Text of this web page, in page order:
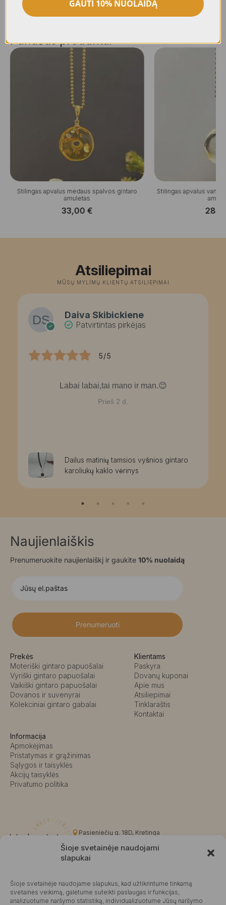
Šioje svetainėje naudojami
slapukai
Šioje svetainėje naudojame slapukus, kad užtikrintume tinkamą
svetainės veikimą, galėtume suteikti paslaugas ir funkcijas,
analizuotume naršymo statistiką, individualizuotume Jūsų naršymo
Panašūs produktai
Stilingas apvalus medaus spalvos gintaro
amuletas
33,00 €
Stilingas apvalus
Atsiliepimai
MŪSŲ MYLIMŲ KLIENTŲ ATSILIEPIMAI
Daiva Skibickiene
Patvirtintas pirkėjas
5/5
Labai labai,tai mano ir man.😊
Prieš 2 d.
Dailus matinių tamsios vyšnios gintaro
karoliukų kaklo vėrinys
Naujienlaiškis
Prenumeruokite naujienlaiškį ir gaukite 10% nuolaidą
Prenumeruoti
Prekės
Moteriški gintaro papuošalai
Vyriški gintaro papuošalai
Vaikiški gintaro papuošalai
Dovanos ir suvenyrai
Kolekciniai gintaro gabalai
Klientams
Paskyra
Dovanų kuponai
Apie mus
Atsiliepimai
Tinklaraštis
Kontaktai
Informacija
Apmokėjimas
Pristatymas ir grąžinimas
Sąlygos ir taisyklės
Akcijų taisyklės
Privatumo politika
Pasieniečių g. 18D, Kretinga
info@kalvaite.lt
Kalvaitė
GAUTI 10% NUOLAIDĄ